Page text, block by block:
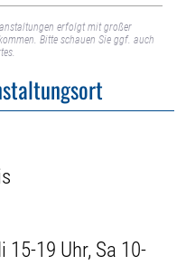
erfolgt mit großer
Bitte schauen Sie ggf. auch
15-19 Uhr, Sa 10-